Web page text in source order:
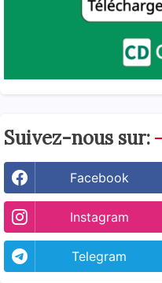
Suivez-nous sur:
Facebook
Instagram
Telegram